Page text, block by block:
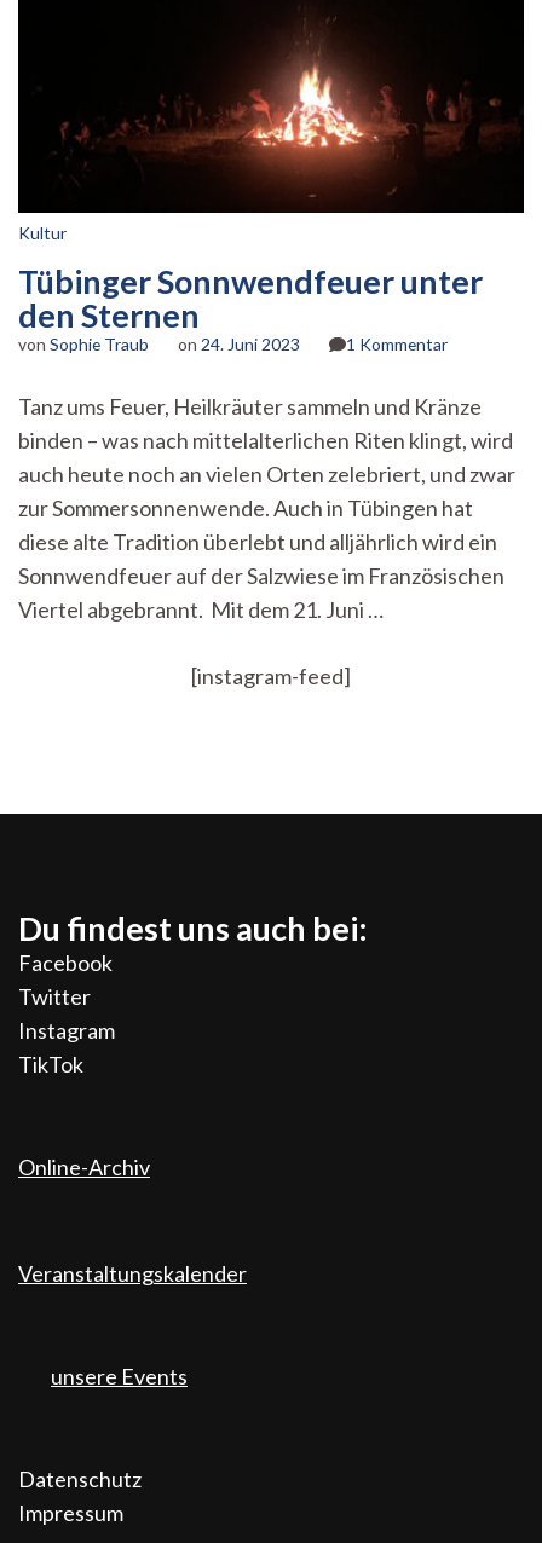
Kultur
Tübinger Sonnwendfeuer unter
den Sternen
von Sophie Traub on 24. Juni 2023 1 Kommentarzu
unter
den
Sternen
Tanz ums Feuer, Heilkräuter sammeln und Kränze
binden – was nach mittelalterlichen Riten klingt, wird
auch heute noch an vielen Orten zelebriert, und zwar
zur Sommersonnenwende. Auch in Tübingen hat
diese alte Tradition überlebt und alljährlich wird ein
Sonnwendfeuer auf der Salzwiese im Französischen
Viertel abgebrannt. Mit dem 21. Juni …
[instagram-feed]
Du findest uns auch bei:
Facebook
Twitter
Instagram
TikTok
Online-Archiv
Veranstaltungskalender
unsere Events
Datenschutz
Impressum